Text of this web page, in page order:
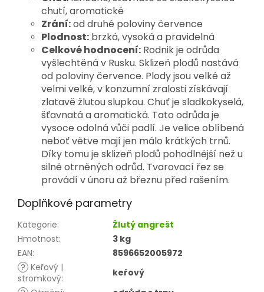
chutí, aromatické
Zrání:od druhé poloviny července
Plodnost: brzká, vysoká a pravidelná
Celkové hodnocení: Rodnik je odrůda
vyšlechtěná v Rusku. Sklizeň plodů nastává
od poloviny července. Plody jsou velké až
velmi velké, v konzumní zralosti získávají
zlatavě žlutou slupkou. Chuť je sladkokyselá,
šťavnatá a aromatická. Tato odrůda je
vysoce odolná vůči padlí. Je velice oblíbená
neboť větve mají jen málo krátkých trnů.
Díky tomu je sklizeň plodů pohodlnější než u
silně otrněných odrůd. Tvarovací řez se
provádí v únoru až březnu před rašením.
Doplňkové parametry
Kategorie:
Žlutý angrešt
Hmotnost:
3 kg
EAN:
8596652005972
? Keřový |
stromkový:
keřový